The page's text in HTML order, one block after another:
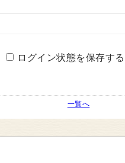
ログイン状態を保存する
一覧へ